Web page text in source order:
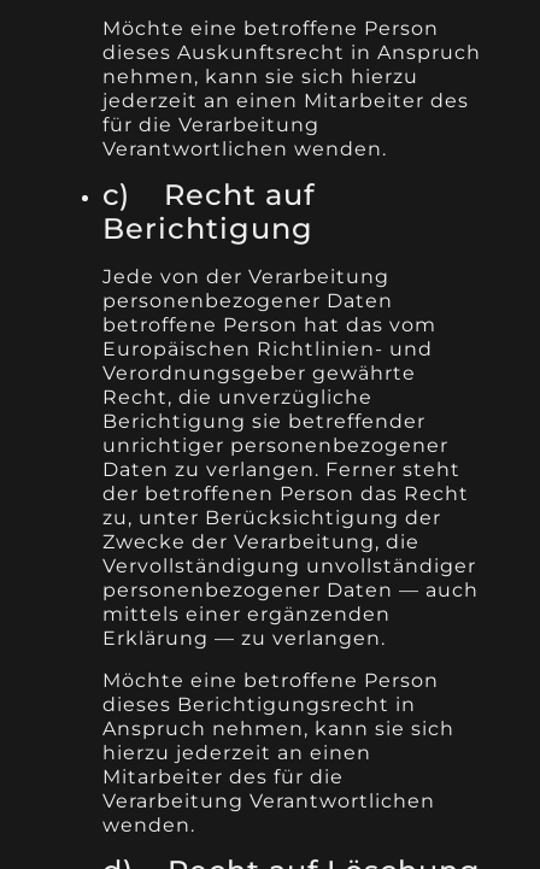
Möchte eine betroffene Person
dieses Auskunftsrecht in Anspruch
nehmen, kann sie sich hierzu
jederzeit an einen Mitarbeiter des
für die Verarbeitung
Verantwortlichen wenden.
c) Recht auf
Berichtigung
Jede von der Verarbeitung
personenbezogener Daten
betroffene Person hat das vom
Europäischen Richtlinien- und
Verordnungsgeber gewährte
Recht, die unverzügliche
Berichtigung sie betreffender
unrichtiger personenbezogener
Daten zu verlangen. Ferner steht
der betroffenen Person das Recht
zu, unter Berücksichtigung der
Zwecke der Verarbeitung, die
Vervollständigung unvollständiger
personenbezogener Daten — auch
mittels einer ergänzenden
Erklärung — zu verlangen.
Möchte eine betroffene Person
dieses Berichtigungsrecht in
Anspruch nehmen, kann sie sich
hierzu jederzeit an einen
Mitarbeiter des für die
Verarbeitung Verantwortlichen
wenden.